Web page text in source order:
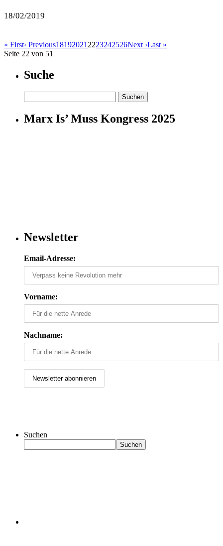
18/02/2019
« First‹ Previous18192021 2223242526Next ›Last »
Seite 22 von 51
Suche
nach:
Marx Is’ Muss Kongress 2025
Newsletter
Email-Adresse:
Vorname:
Nachname:
Suchen
Suchen